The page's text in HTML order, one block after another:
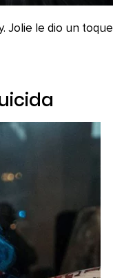
Jolie le dio un toque